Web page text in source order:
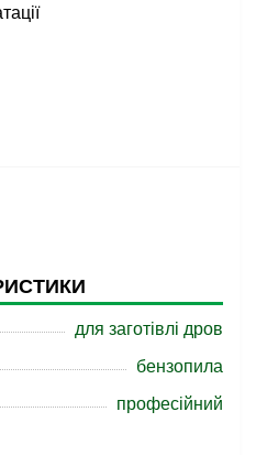
для заготівлі дров
бензопила
професійний